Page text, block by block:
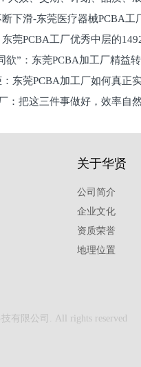
下滑-东莞医疗器械PCBA工
莞PCBA工厂优秀中层的
欲”：东莞PCBA加工厂精益
东莞PCBA加工厂如何真正
：把这三件事做好，效率自
关于华贤
公司简介
企业文化
资质荣誉
地理位置
有限公司. All rights reserved